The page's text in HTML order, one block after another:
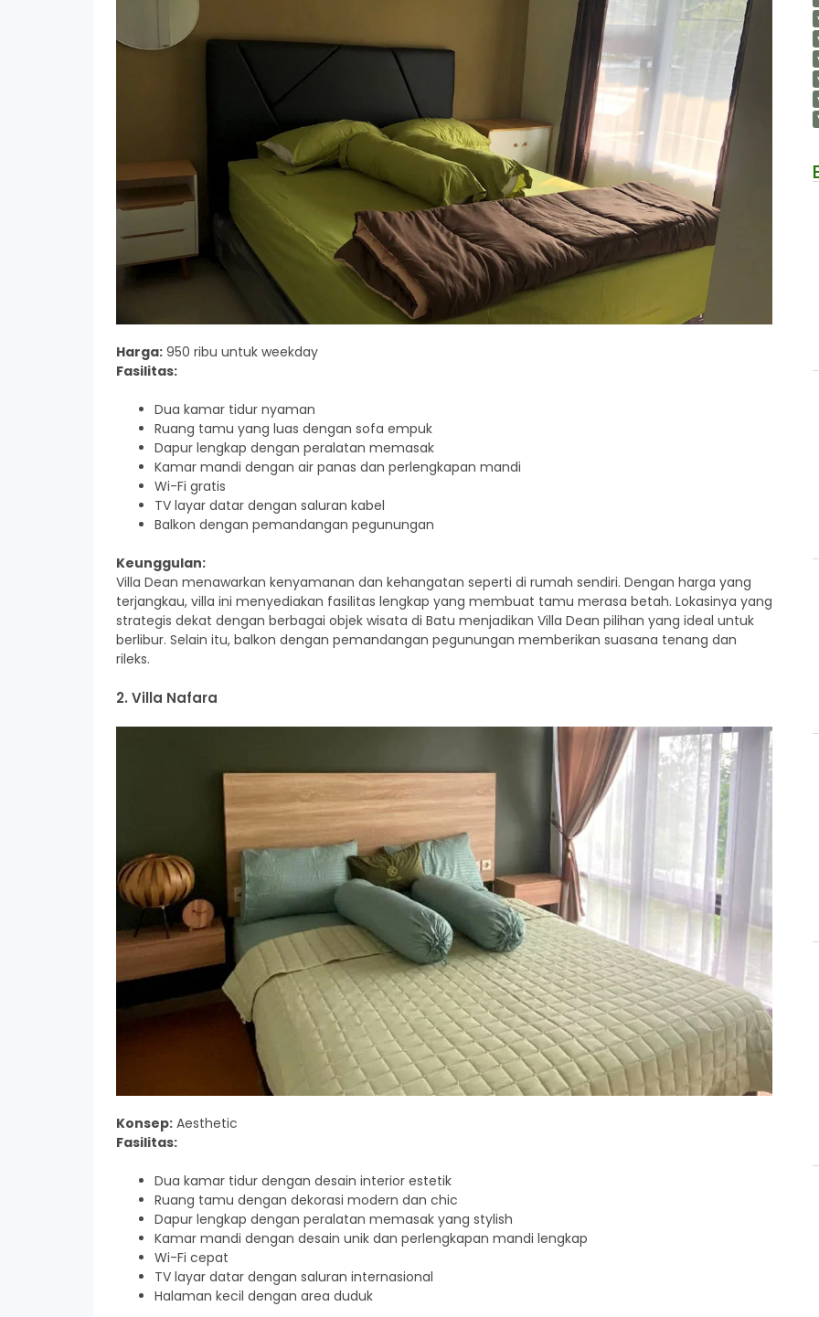
Harga: 950 ribu untuk weekday
Fasilitas:
Dua kamar tidur nyaman
Ruang tamu yang luas dengan sofa empuk
Dapur lengkap dengan peralatan memasak
Kamar mandi dengan air panas dan perlengkapan mandi
Wi-Fi gratis
TV layar datar dengan saluran kabel
Balkon dengan pemandangan pegunungan
Keunggulan:
Villa Dean menawarkan kenyamanan dan kehangatan seperti di rumah sendiri. Dengan harga yang
terjangkau, villa ini menyediakan fasilitas lengkap yang membuat tamu merasa betah. Lokasinya yang
strategis dekat dengan berbagai objek wisata di Batu menjadikan Villa Dean pilihan yang ideal untuk
berlibur. Selain itu, balkon dengan pemandangan pegunungan memberikan suasana tenang dan
rileks.
2. Villa Nafara
Konsep: Aesthetic
Fasilitas:
Dua kamar tidur dengan desain interior estetik
Ruang tamu dengan dekorasi modern dan chic
Dapur lengkap dengan peralatan memasak yang stylish
Kamar mandi dengan desain unik dan perlengkapan mandi lengkap
Wi-Fi cepat
TV layar datar dengan saluran internasional
Halaman kecil dengan area duduk